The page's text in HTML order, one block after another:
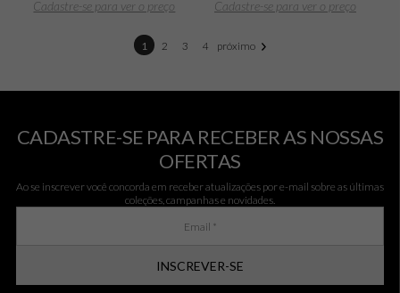
Cadastre-se para ver o preço
Cadastre-se para ver o preço
1 2 3 4
CADASTRE-SE PARA RECEBER AS NOSSAS
OFERTAS
Ao se inscrever você concorda em receber atualizações por e-mail sobre as últimas
coleções, campanhas e novidades.
INSCREVER-SE